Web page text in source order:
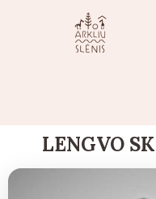
LENGVO